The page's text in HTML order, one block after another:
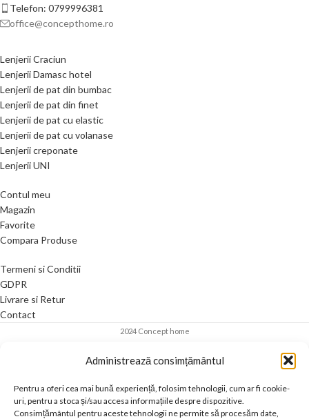
Administrează consimțământul
Pentru a oferi cea mai bună experiență, folosim tehnologii, cum ar fi cookie-
uri, pentru a stoca și/sau accesa informațiile despre dispozitive.
Consimțământul pentru aceste tehnologii ne permite să procesăm date,
Telefon: 0799996381
office@concepthome.ro
Lenjerii Craciun
Lenjerii Damasc hotel
Lenjerii de pat din bumbac
Lenjerii de pat din finet
Lenjerii de pat cu elastic
Lenjerii de pat cu volanase
Lenjerii creponate
Lenjerii UNI
Contul meu
Magazin
Favorite
Compara Produse
Termeni si Conditii
GDPR
Livrare si Retur
Contact
2024 Concept home